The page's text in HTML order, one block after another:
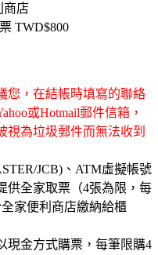
商店
TWD$800
您，在結帳時填寫的聯絡
或Hotmail郵件信箱，
視為垃圾郵件而無法收到
JCB)、ATM虛擬帳號
供全家取票（4張為限，每
家便利商店繳納給櫃
現金方式購票，每筆限購4